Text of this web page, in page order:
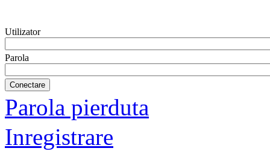
Utilizator
Parola
Parola pierduta
Inregistrare